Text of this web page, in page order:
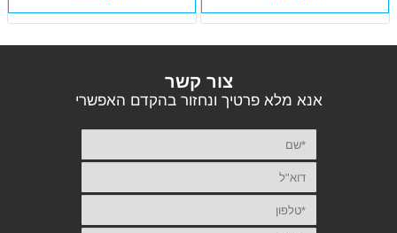
צור קשר
אנא מלא פרטיך ונחזור בהקדם האפשרי